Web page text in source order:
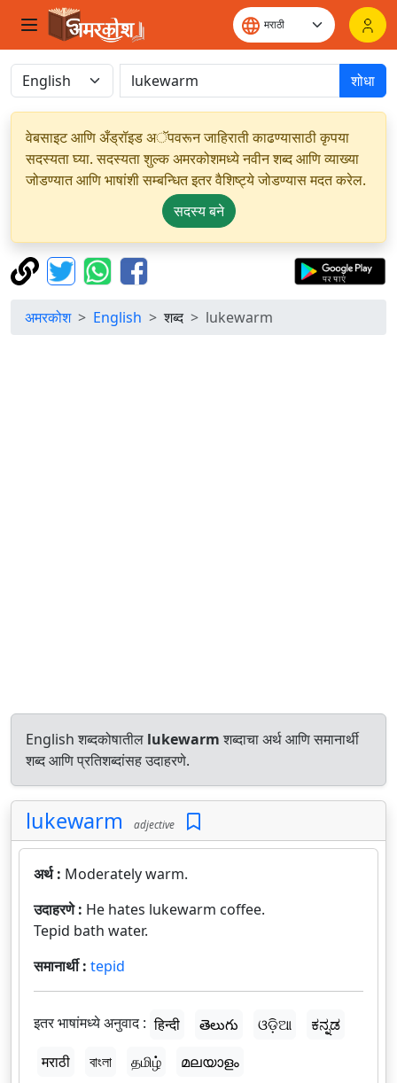
शोधा
वेबसाइट आणि अँड्रॉइड अॅपवरून जाहिराती काढण्यासाठी कृपया
सदस्यता घ्या. सदस्यता शुल्क अमरकोशमध्ये नवीन शब्द आणि व्याख्या
जोडण्यात आणि भाषांशी सम्बन्धित इतर वैशिष्ट्ये जोडण्यास मदत करेल.
सदस्य बने
अमरकोश English शब्द lukewarm
English शब्दकोषातील lukewarmशब्दाचा अर्थ आणि समानार्थी
शब्द आणि प्रतिशब्दांसह उदाहरणे.
lukewarm adjective
अर्थ : Moderately warm.
उदाहरणे : He hates lukewarm coffee.
Tepid bath water.
समानार्थी : tepid
इतर भाषांमध्ये अनुवाद : हिन्दी తెలుగు ଓଡ଼ିଆ
ಕನ್ನಡ
मराठी
বাংলা தமிழ் മലയാളം